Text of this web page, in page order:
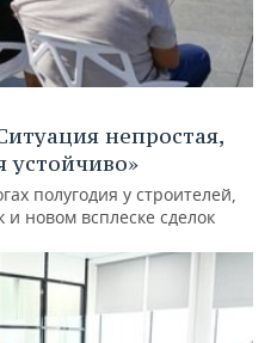
непростая,
полугодия у строителей,
новом всплеске сделок